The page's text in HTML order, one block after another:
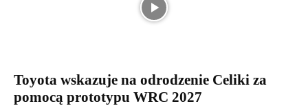
Toyota wskazuje na odrodzenie Celiki za
pomocą prototypu WRC 2027